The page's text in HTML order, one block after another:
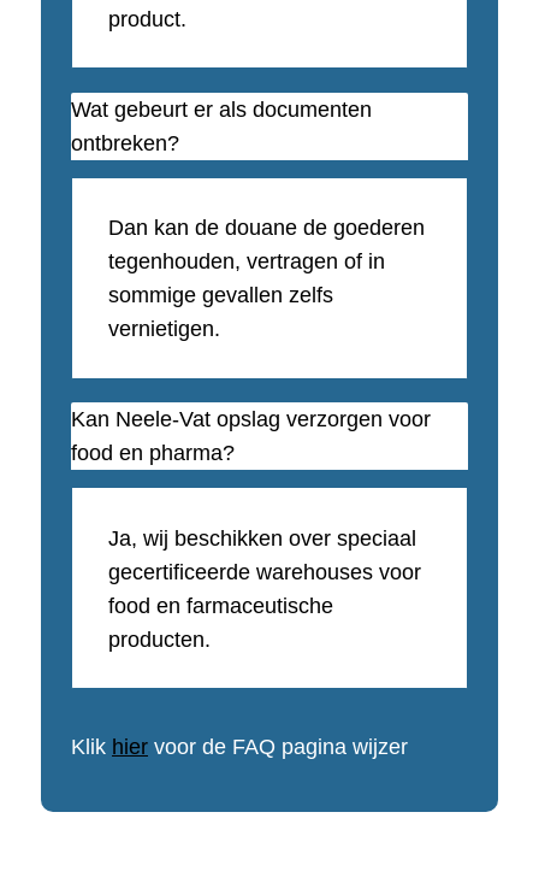
product.
Wat gebeurt er als documenten
ontbreken?
Dan kan de douane de goederen
tegenhouden, vertragen of in
sommige gevallen zelfs
vernietigen.
Kan Neele-Vat opslag verzorgen voor
food en pharma?
Ja, wij beschikken over speciaal
gecertificeerde warehouses voor
food en farmaceutische
producten.
Klik hier voor de FAQ pagina wijzer